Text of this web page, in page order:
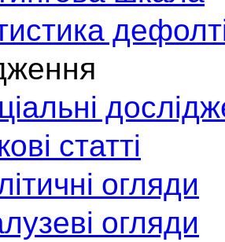
статті
огляди
огляди